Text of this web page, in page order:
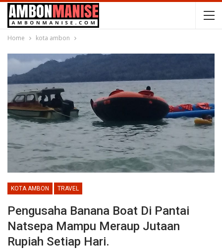
Home kota ambon
KOTA AMBON TRAVEL
Pengusaha Banana Boat Di Pantai
Natsepa Mampu Meraup Jutaan
Rupiah Setiap Hari.